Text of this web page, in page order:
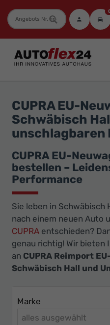
Fahrzeugnummer
Autoflex24
GmbH
Neuwagen
Jahreswagen
und
Gebrauchtwagen
zu
Top-
Preisen
-
Ihr
Innovatives
Autohaus
CUPRA EU-
Schwäbisch
unschlagbaren
CUPRA EU-
bestellen –
Performance
Sie leben in Schwäbisch
nach einem neuen Auto
CUPRA entschieden?
genau richtig! Wir bieten
an CUPRA Reimport
Schwäbisch Hall und
Marke
alles ausgewählt